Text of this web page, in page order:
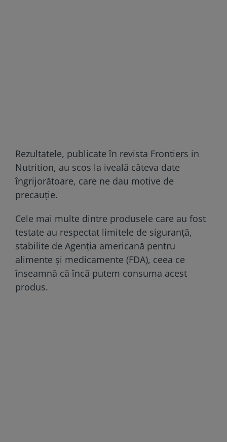
Rezultatele, publicate în revista Frontiers in
Nutrition, au scos la iveală câteva date
îngrijorătoare, care ne dau motive de
precauție.
Cele mai multe dintre produsele care au fost
testate au respectat limitele de siguranță,
stabilite de Agenţia americană pentru
alimente şi medicamente (FDA), ceea ce
înseamnă că încă putem consuma acest
produs.